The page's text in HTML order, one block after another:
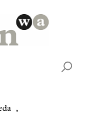
,